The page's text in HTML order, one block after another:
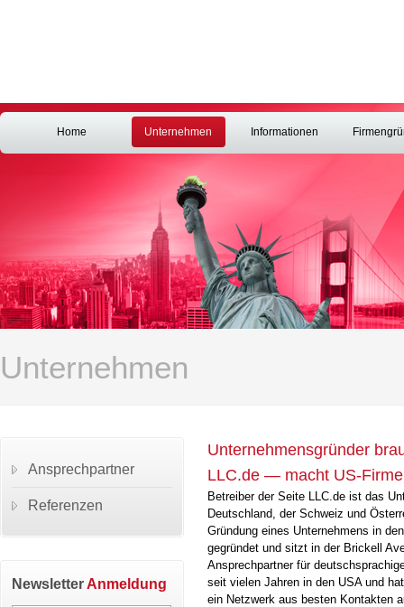
Home Unternehmen Informationen
Unternehmen
Unternehmensgründer
LLC.de — macht US-
Betreiber der Seite LLC.de ist das
Deutschland, der Schweiz und
Gründung eines Unternehmens in
gegründet und sitzt in der Brickell
Ansprechpartner für
seit vielen Jahren in den USA und
ein Netzwerk aus besten Kontakten
Ansprechpartner
Referenzen
NewsletterAnmeldung